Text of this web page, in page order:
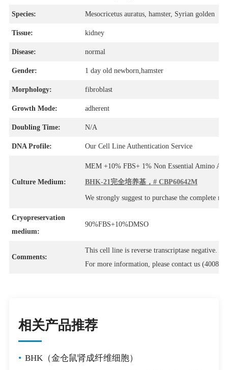
Species: Mesocricetus auratus, hamster, Syrian golden
Tissue: kidney
Disease: normal
Gender: 1 day old newborn,hamster
Morphology: fibroblast
Growth Mode: adherent
Doubling Time: N/A
DNA Profile: Our Cell Line Authentication Service
Culture Medium:
MEM +10% FBS+ 1% Non Essential Amino
BHK-21完全培养基，# CBP60642M
We strongly suggest to purchase the complete
Cryopreservation
medium:
90%FBS+10%DMSO
Comments:
This cell line is reverse transcriptase negative.
For more information, please contact us (4008-
相关产品推荐
• BHK（金仓鼠肾成纤维细胞）